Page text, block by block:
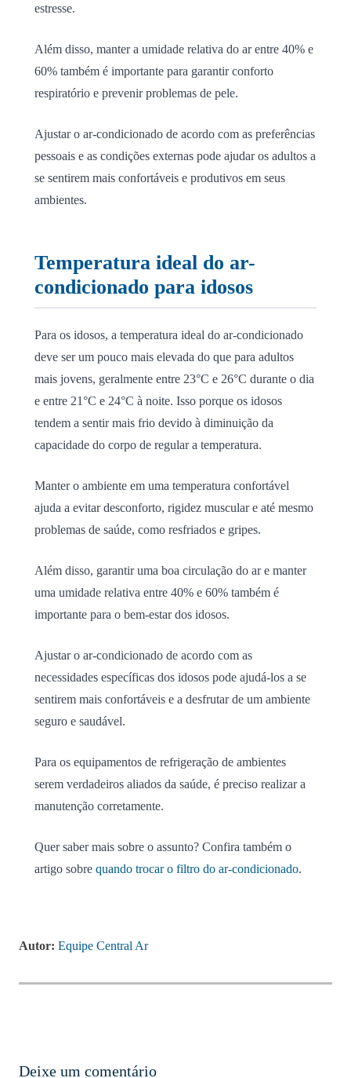
estresse.
Além disso, manter a umidade relativa do ar entre 40% e
60% também é importante para garantir conforto
respiratório e prevenir problemas de pele.
Ajustar o ar-condicionado de acordo com as preferências
pessoais e as condições externas pode ajudar os adultos a
se sentirem mais confortáveis e produtivos em seus
ambientes.
Temperatura ideal do ar-
condicionado para idosos
Para os idosos, a temperatura ideal do ar-condicionado
deve ser um pouco mais elevada do que para adultos
mais jovens, geralmente entre 23°C e 26°C durante o dia
e entre 21°C e 24°C à noite. Isso porque os idosos
tendem a sentir mais frio devido à diminuição da
capacidade do corpo de regular a temperatura.
Manter o ambiente em uma temperatura confortável
ajuda a evitar desconforto, rigidez muscular e até mesmo
problemas de saúde, como resfriados e gripes.
Além disso, garantir uma boa circulação do ar e manter
uma umidade relativa entre 40% e 60% também é
importante para o bem-estar dos idosos.
Ajustar o ar-condicionado de acordo com as
necessidades específicas dos idosos pode ajudá-los a se
sentirem mais confortáveis e a desfrutar de um ambiente
seguro e saudável.
Para os equipamentos de refrigeração de ambientes
serem verdadeiros aliados da saúde, é preciso realizar a
manutenção corretamente.
Quer saber mais sobre o assunto? Confira também o
artigo sobre quando trocar o filtro do ar-condicionado.
Autor: Equipe Central Ar
Deixe um comentário